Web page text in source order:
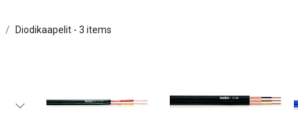
Diodikaapelit- 3 items